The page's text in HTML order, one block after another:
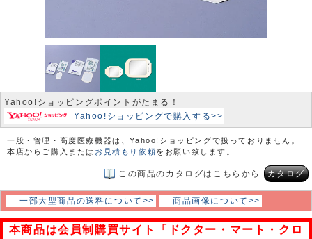
Yahoo!ショッピングポイントがたまる！
Yahoo!ショッピングで購入する>>
一般・管理・高度医療機器は、Yahoo!ショッピングで扱っておりません。
本店からご購入または お見積もり依頼をお願い致します。
この商品のカタログはこちらから カタログ
一部大型商品の送料について>> 商品画像について>>
本商品は会員制購買サイト「ドクター・マート・クロ